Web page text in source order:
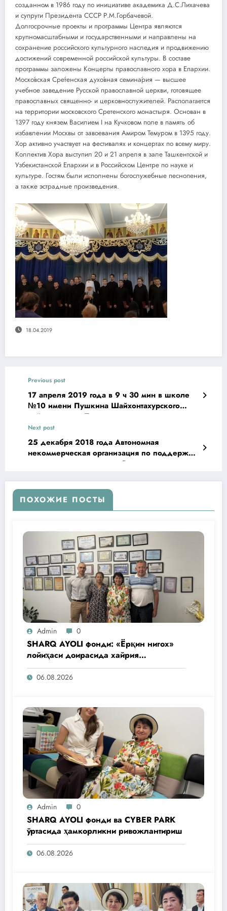
созданном в 1986 году по инициативе академика Д.С.Лихачева
и супруги Президента СССР Р.М.Горбачевой.
Долгосрочные проекты и программы Центра являются
крупномасштабными и государственными и направлены на
сохранение российского культурного наследия и продвижению
достижений современной российской культуры. В составе
программы заложены Концерты православного хора в Епархии.
Моско́вская Сре́тенская духо́вная семина́рия — высшее
учебное заведение Русской православной церкви, готовящее
православных священно- и церковнослужителей. Располагается
на территории московского Сретенского монастыря. Основан в
1397 году князем Василием I на Кучковом поле в память об
избавлении Москвы от завоевания Амиром Темуром в 1395 году.
Хор активно участвует на фестивалях и концертах по всему миру.
Коллектив Хора выступил 20 и 21 апреля в зале Ташкентской и
Узбекистанской Епархии и в Российском Центре по науке и
культуре. Гостям были исполнены богослужебные песнопения,
а также эстрадные произведения.
18.04.2019
Previous post
17 апреля 2019 года в 9 ч 30 мин в школе
№10 имени Пушкина Шайхонтахурского
района города Ташкента начались семинары
для 36 Победителей конкурса «Лучший
учитель русского языка Узбекистана».
Next post
25 декабря 2018 года Автономная
некоммерческая организация по поддержке
гуманитарных программ «Русская
Российского центра науки и культуры в
Узбекистане инициировала старт проекта:
«Проведение конкурса «Лучший учитель
Народного Образования Республики
Узбекистан и Международным женским
общественным фондом «Шарк Аели».
ПОХОЖИЕ ПОСТЫ
Admin 0
SHARQ AYOLI фонди: «Ёрқин нигох»
лойиҳаси доирасида хайрия
операциялари ўтказилади
06.08.2026
Admin 0
SHARQ AYOLI фонди ва CYBER PARK
ўртасида ҳамкорликни ривожлантириш
06.08.2026